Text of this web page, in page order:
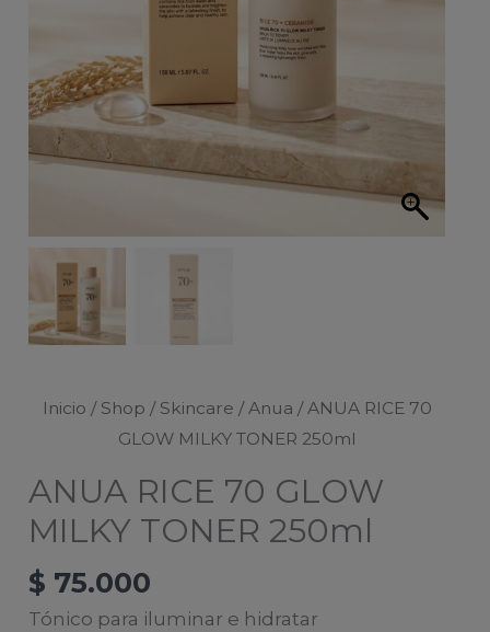
Inicio / Shop / Skincare /Anua / ANUA RICE 70
GLOW MILKY TONER 250ml
ANUA RICE 70 GLOW
MILKY TONER 250ml
$ 75.000
Tónico para iluminar e hidratar